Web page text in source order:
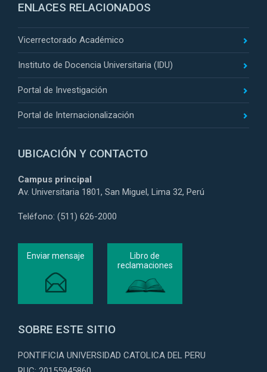
ENLACES RELACIONADOS
Vicerrectorado Académico
Instituto de Docencia Universitaria (IDU)
Portal de Investigación
Portal de Internacionalización
UBICACIÓN Y CONTACTO
Campus principal
Av. Universitaria 1801, San Miguel, Lima 32, Perú
Teléfono: (511) 626-2000
Enviar mensaje
Libro de
reclamaciones
SOBRE ESTE SITIO
PONTIFICIA UNIVERSIDAD CATOLICA DEL PERU